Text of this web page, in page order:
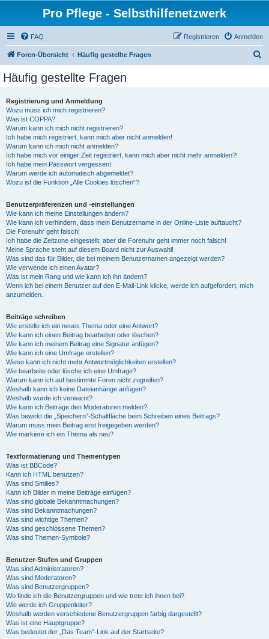
Pro Pflege - Selbsthilfenetzwerk
FAQ Anmelden
Registrieren
Foren-Übersicht Häufig gestellte Fragen
Häufig gestellte Fragen
Registrierung und Anmeldung
Wozu muss ich mich registrieren?
Was ist COPPA?
Warum kann ich mich nicht registrieren?
Ich habe mich registriert, kann mich aber nicht anmelden!
Warum kann ich mich nicht anmelden?
Ich habe mich vor einiger Zeit registriert, kann mich aber nicht mehr anmelden?!
Ich habe mein Passwort vergessen!
Warum werde ich automatisch abgemeldet?
Wozu ist die Funktion „Alle Cookies löschen“?
Benutzerpräferenzen und -einstellungen
Wie kann ich meine Einstellungen ändern?
Wie kann ich verhindern, dass mein Benutzername in der Online-Liste auftaucht?
Die Forenuhr geht falsch!
Ich habe die Zeitzone eingestellt, aber die Forenuhr geht immer noch falsch!
Meine Sprache steht auf diesem Board nicht zur Auswahl!
Was sind das für Bilder, die bei meinem Benutzernamen angezeigt werden?
Wie verwende ich einen Avatar?
Was ist mein Rang und wie kann ich ihn ändern?
Wenn ich bei einem Benutzer auf den E-Mail-Link klicke, werde ich aufgefordert, mich
anzumelden.
Beiträge schreiben
Wie erstelle ich ein neues Thema oder eine Antwort?
Wie kann ich einen Beitrag bearbeiten oder löschen?
Wie kann ich meinem Beitrag eine Signatur anfügen?
Wie kann ich eine Umfrage erstellen?
Wieso kann ich nicht mehr Antwortmöglichkeiten erstellen?
Wie bearbeite oder lösche ich eine Umfrage?
Warum kann ich auf bestimmte Foren nicht zugreifen?
Weshalb kann ich keine Dateianhänge anfügen?
Weshalb wurde ich verwarnt?
Wie kann ich Beiträge den Moderatoren melden?
Was bewirkt die „Speichern“-Schaltfläche beim Schreiben eines Beitrags?
Warum muss mein Beitrag erst freigegeben werden?
Wie markiere ich ein Thema als neu?
Textformatierung und Thementypen
Was ist BBCode?
Kann ich HTML benutzen?
Was sind Smilies?
Kann ich Bilder in meine Beiträge einfügen?
Was sind globale Bekanntmachungen?
Was sind Bekanntmachungen?
Was sind wichtige Themen?
Was sind geschlossene Themen?
Was sind Themen-Symbole?
Benutzer-Stufen und Gruppen
Was sind Administratoren?
Was sind Moderatoren?
Was sind Benutzergruppen?
Wo finde ich die Benutzergruppen und wie trete ich ihnen bei?
Wie werde ich Gruppenleiter?
Weshalb werden verschiedene Benutzergruppen farbig dargestellt?
Was ist eine Hauptgruppe?
Was bedeutet der „Das Team“-Link auf der Startseite?